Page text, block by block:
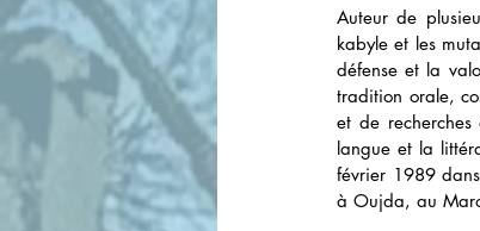
Auteur de
kabyle et les
défense et la
tradition orale,
et de
langue et la
février 1989
à Oujda, au